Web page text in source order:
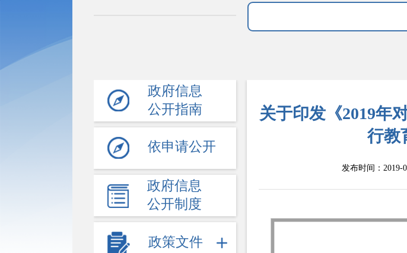
政府信息
公开指南
依申请公开
政府信息
公开制度
政策文件
关于印发《2019年
行教
发布时间：2019-